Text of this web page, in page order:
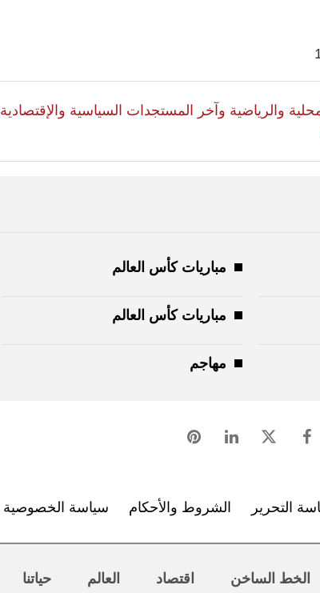
والرياضية وآخر المستجدات السياسية والإقتصادية
مباريات كأس العالم
مباريات كأس العالم
مهاجم
التحرير الشروط والأحكام سياسة الخصوصية
الخط الساخن اقتصاد العالم حياتنا